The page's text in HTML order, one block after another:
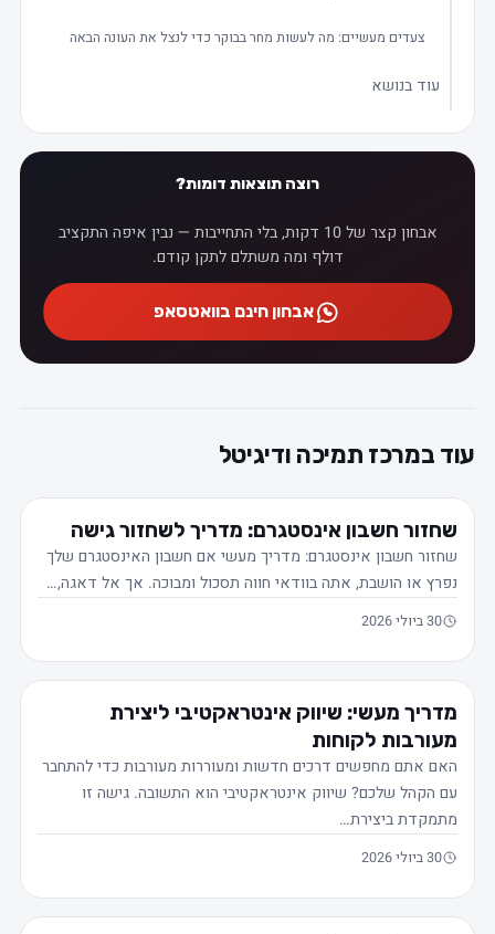
צעדים מעשיים: מה לעשות מחר בבוקר כדי לנצל את העונה הבאה
עוד בנושא
רוצה תוצאות דומות?
אבחון קצר של 10 דקות, בלי התחייבות — נבין איפה התקציב
דולף ומה משתלם לתקן קודם.
אבחון חינם בוואטסאפ
עוד במרכז תמיכה ודיגיטל
שחזור חשבון אינסטגרם: מדריך לשחזור גישה
שחזור חשבון אינסטגרם: מדריך מעשי אם חשבון האינסטגרם שלך
נפרץ או הושבת, אתה בוודאי חווה תסכול ומבוכה. אך אל דאגה,…
30 ביולי 2026
מדריך מעשי: שיווק אינטראקטיבי ליצירת
מעורבות לקוחות
האם אתם מחפשים דרכים חדשות ומעוררות מעורבות כדי להתחבר
עם הקהל שלכם? שיווק אינטראקטיבי הוא התשובה. גישה זו
מתמקדת ביצירת…
30 ביולי 2026